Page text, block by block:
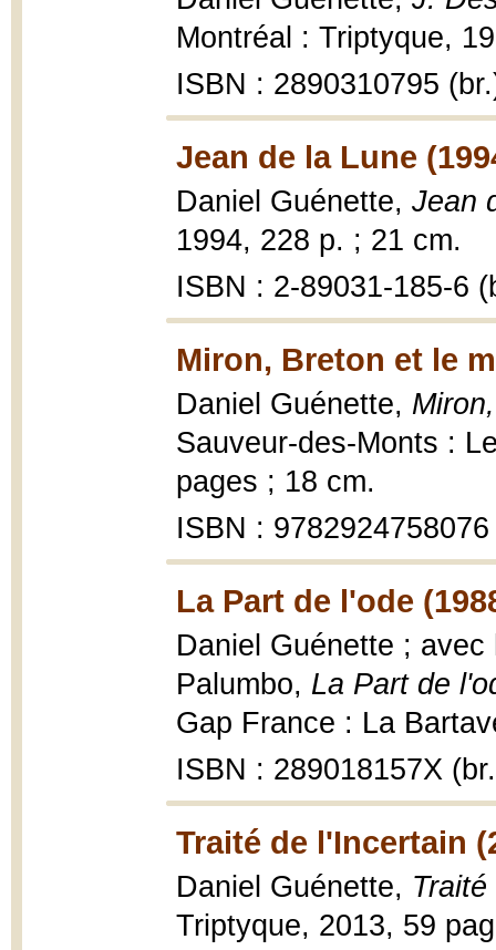
Montréal : Triptyque,
ISBN : 2890310795
Jean de la Lune
Daniel Guénette, Jean
1994, 228 p. ; 21 cm.
ISBN : 2-89031-185-6
Miron, Breton et le
Daniel Guénette,
Sauveur-des-Monts :
pages ; 18 cm.
ISBN : 9782924758076
La Part de l'ode
Daniel Guénette ;
Palumbo, La Part de
Gap France : La
ISBN : 289018157X
Traité de l'Incertain
Daniel Guénette,
Triptyque, 2013, 59